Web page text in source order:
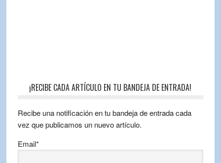
¡RECIBE CADA ARTÍCULO EN TU BANDEJA DE ENTRADA!
Recibe una notificación en tu bandeja de entrada cada
vez que publicamos un nuevo artículo.
Email*